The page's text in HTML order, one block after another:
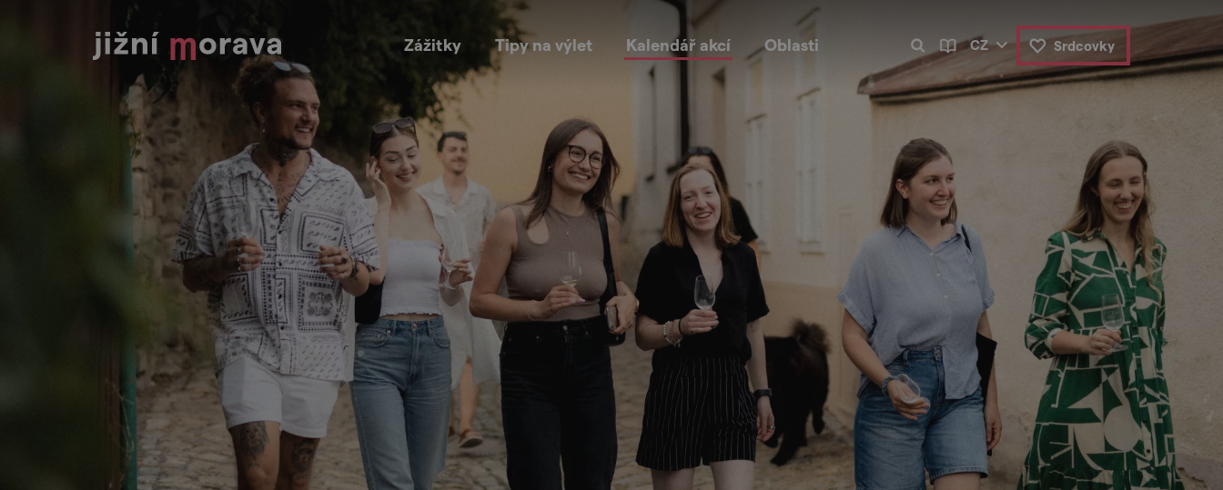
Zážitky Tipy na výlet Kalendář akcí Oblasti CZ Srdcovky